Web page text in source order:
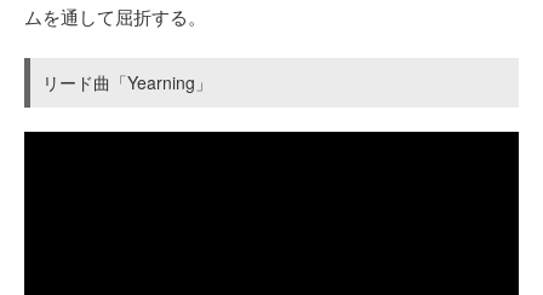
ムを通して屈折する。
リード曲「Yearning」